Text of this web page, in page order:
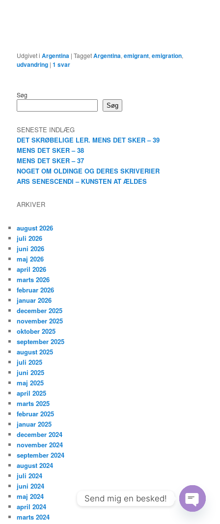
Udgivet i Argentina |TaggetArgentina,emigrant,emigration,
udvandring |1 svar
Søg
Søg
SENESTE INDLÆG
DET SKRØBELIGE LER. MENS DET SKER – 39
MENS DET SKER – 38
MENS DET SKER – 37
NOGET OM OLDINGE OG DERES SKRIVERIER
ARS SENESCENDI – KUNSTEN AT ÆLDES
ARKIVER
august 2026
juli 2026
juni 2026
maj 2026
april 2026
marts 2026
februar 2026
januar 2026
december 2025
november 2025
oktober 2025
september 2025
august 2025
juli 2025
juni 2025
maj 2025
april 2025
marts 2025
februar 2025
januar 2025
december 2024
november 2024
september 2024
august 2024
juli 2024
juni 2024
maj 2024
april 2024
marts 2024
Send mig en besked!